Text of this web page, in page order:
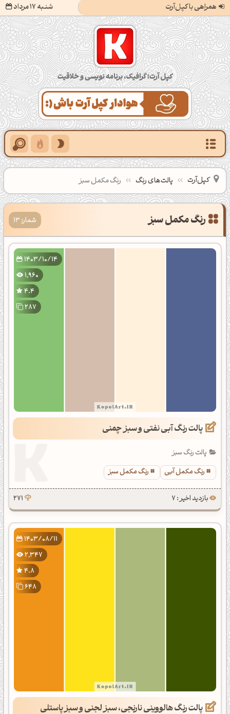
همراهی با کپل‌آرت شنبه 17 مرداد
کپل‌آرت؛ گرافیک، برنامه‌نویسی و خلاقیت
کپل‌آرت پالت‌های رنگ رنگ مکمل سبز
شمار: 13
1403/10/14
1,960
4.4
287
پالت رنگ آبی نفتی و سبز چمنی
پالت رنگ سبز
رنگ مکمل آبی
رنگ مکمل سبز
بازدید اخیر : 7 271
1403/08/11
2,347
4.8
648
پالت رنگ هالووینی نارنجی، سبز لجنی و سبز پاستلی